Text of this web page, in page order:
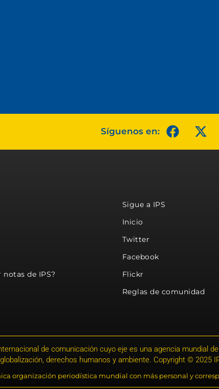
Síguenos en:
de IPS?
Sigue a IPS
Inicio
Twitter
Facebook
Flickr
Reglas de comunidad
de comunicación cuyo eje es una agencia mundial
globalización, derechos humanos y ambiente. Copyright © 2025
organización periodística mundial con más personal y